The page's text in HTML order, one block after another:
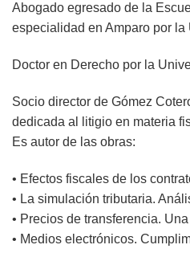
Abogado egresado de la
especialidad en Amparo por
Doctor en Derecho por la
Socio director de Gómez
dedicada al litigio en materia
Es autor de las obras:
• Efectos fiscales de los
• La simulación tributaria.
• Precios de transferencia.
• Medios electrónicos.